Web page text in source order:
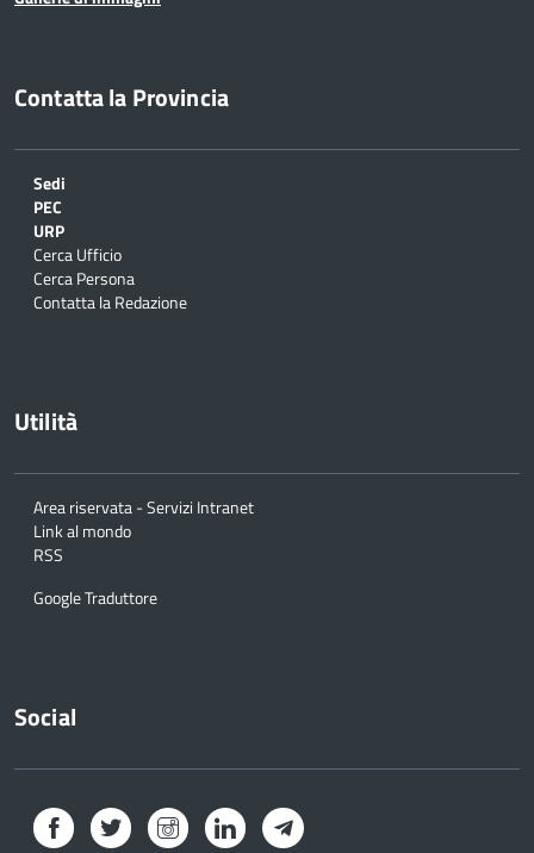
Contatta la Provincia
Sedi
PEC
URP
Cerca Ufficio
Cerca Persona
Contatta la Redazione
Utilità
Area riservata - Servizi Intranet
Link al mondo
RSS
Google Traduttore
Social
Facebook Twitter InstagramLinkedInTelegram